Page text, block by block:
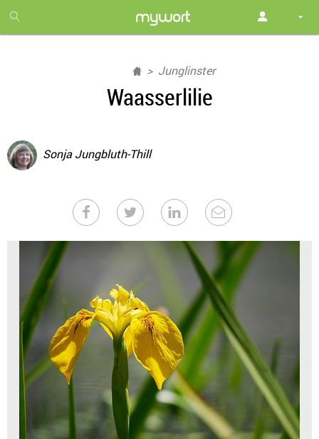
month
free
Junglinster
Waasserlilie
Sonja Jungbluth-Thill